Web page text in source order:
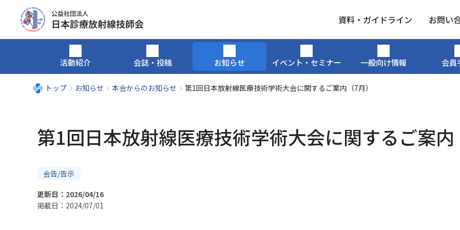
⁨資料・ガイドライン お問い
活動紹介 会誌・投稿 お知らせ イベント・セミナー 一般向け情報 会員
トップ お知らせ 本会からのお知らせ 第1回日本放射線医療技術学術大会に関するご案内（7月）
第1回日本放射線医療技術学術大会に関するご案
会告/告示
更新日：2026/04/16
掲載日：2024/07/01